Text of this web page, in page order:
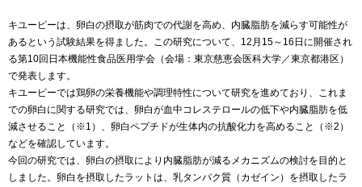
キユーピーは、卵白の摂取が筋肉での代謝を高め、内臓脂肪を減らす可能性が
あるという試験結果を得ました。この研究について、12月15～16日に開催され
る第10回日本機能性食品医用学会（会場：東京慈恵会医科大学／東京都港区）
で発表します。
キユーピーでは鶏卵の栄養機能や調理特性について研究を進めており、これま
での卵白に関する研究では、卵白が血中コレステロールの低下や内臓脂肪を低
減させること（※1）、卵白ペプチドが生体内の抗酸化力を高めること（※2）
などを確認しています。
今回の研究では、卵白の摂取により内臓脂肪が減るメカニズムの検討を目的と
しました。卵白を摂取したラットは、乳タンパク質（カゼイン）を摂取したラ